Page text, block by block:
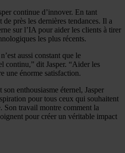
continue d’innover. En tant
près les dernières tendances. Il a
sur l’IA pour aider les clients à tirer
les plus récents.
aussi constant que le
continu,” dit Jasper. “Aider les
une énorme satisfaction.
enthousiasme éternel, Jasper
pour tous ceux qui souhaitent
Son travail montre comment la
pour créer un véritable impact